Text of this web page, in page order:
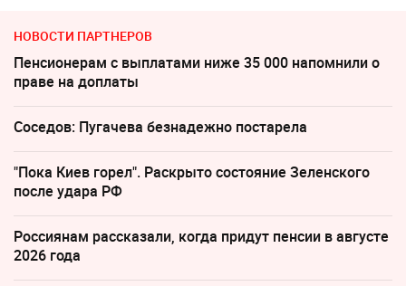
НОВОСТИ ПАРТНЕРОВ
Пенсионерам с выплатами ниже 35 000 напомнили о
праве на доплаты
Соседов: Пугачева безнадежно постарела
"Пока Киев горел". Раскрыто состояние Зеленского
после удара РФ
Россиянам рассказали, когда придут пенсии в августе
2026 года